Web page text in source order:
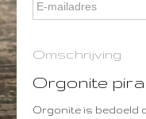
Omschrijving
Orgonite
Orgonite is bedoeld